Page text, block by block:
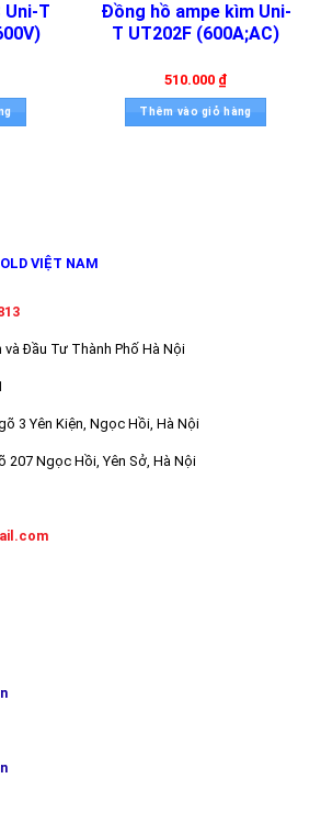
đo
nổi bật:
Có
: Có
CAT III 1000V
Uni-T
Đồng hồ ampe kìm Uni-
T UT202F (600A;AC)
510.000 ₫
Thêm vào giỏ hàng
VIỆT NAM
và Đầu Tư Thành Phố Hà Nội
3 Yên Kiện, Ngọc Hồi, Hà Nội
207 Ngọc Hồi, Yên Sở, Hà Nội